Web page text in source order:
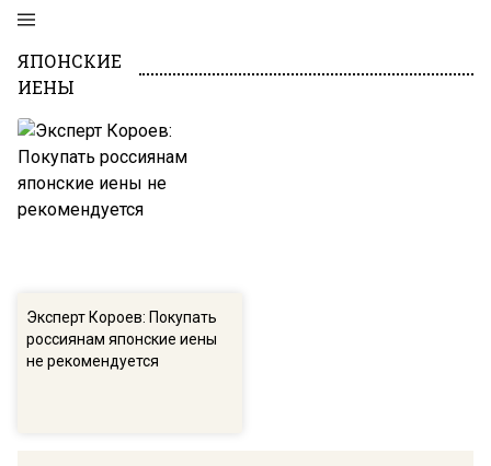
ЯПОНСКИЕ
ИЕНЫ
Эксперт Короев: Покупать
россиянам японские иены
не рекомендуется